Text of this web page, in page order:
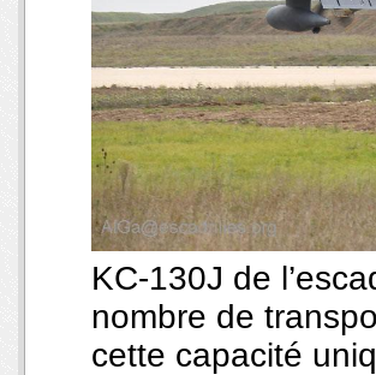
KC-130J de
nombre de
cette capacité